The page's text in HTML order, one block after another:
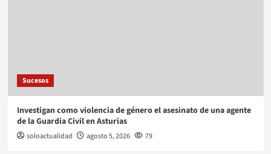
Sucesos
Investigan como violencia de género el asesinato de una agente
de la Guardia Civil en Asturias
soloactualidad agosto 5, 2026 79